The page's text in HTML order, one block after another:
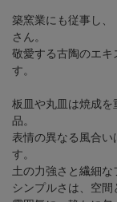
築窯業にも従事し
さん。
敬愛する古陶のエキ
す。
板皿や丸皿は焼成
品。
表情の異なる風合い
す。
土の力強さと繊細な
シンプルさは、空間